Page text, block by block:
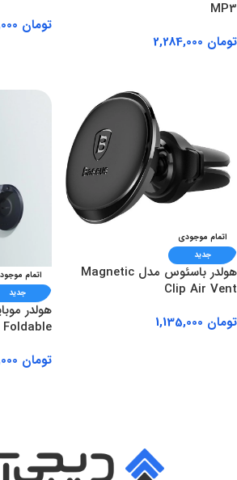
MP3
تومان
تومان
اتمام موجودی
جدید
هولدر باسئوس مدل Magnetic
Clip Air Vent
تومان
اتمام
جدید
هولدر
تومان